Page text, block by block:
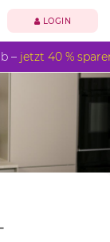
LOGIN
– jetzt 40 %